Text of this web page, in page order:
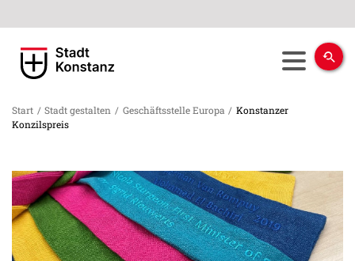
Start / Stadt gestalten / Geschäftsstelle Europa / Konstanzer
Konzilspreis